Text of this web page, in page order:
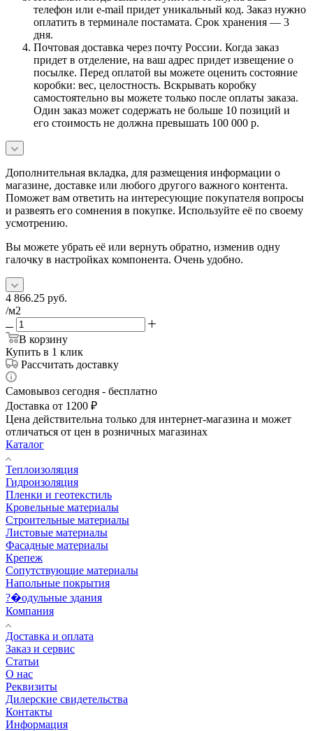
телефон или e-mail придет уникальный код. Заказ нужно
оплатить в терминале постамата. Срок хранения — 3
дня.
Почтовая доставка через почту России. Когда заказ
придет в отделение, на ваш адрес придет извещение о
посылке. Перед оплатой вы можете оценить состояние
коробки: вес, целостность. Вскрывать коробку
самостоятельно вы можете только после оплаты заказа.
Один заказ может содержать не больше 10 позиций и
его стоимость не должна превышать 100 000 р.
Дополнительная вкладка, для размещения информации о
магазине, доставке или любого другого важного контента.
Поможет вам ответить на интересующие покупателя вопросы
и развеять его сомнения в покупке. Используйте её по своему
усмотрению.
Вы можете убрать её или вернуть обратно, изменив одну
галочку в настройках компонента. Очень удобно.
4 866.25 руб.
/м2
В корзину
Купить в 1 клик
Рассчитать доставку
Самовывоз сегодня - бесплатно
Доставка от 1200 ₽
Цена действительна только для интернет-магазина и может
отличаться от цен в розничных магазинах
Каталог
Теплоизоляция
Гидроизоляция
Пленки и геотекстиль
Кровельные материалы
Строительные материалы
Листовые материалы
Фасадные материалы
Крепеж
Сопутствующие материалы
Напольные покрытия
?�одульные здания
Компания
Доставка и оплата
Заказ и сервис
Статьи
О нас
Реквизиты
Дилерские свидетельства
Контакты
Информация